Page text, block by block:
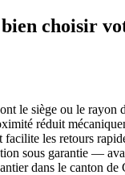
choisir
le siège ou le rayon
réduit
facilite les retours
sous garantie —
dans le canton de